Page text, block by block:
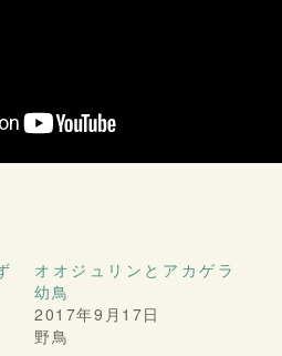
オオジュリンとアカゲラ
幼鳥
2017年9月17日
野鳥